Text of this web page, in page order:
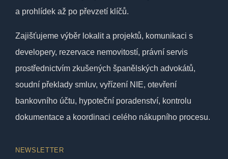
a prohlídek až po převzetí klíčů.
Zajišťujeme výběr lokalit a projektů, komunikaci s
developery, rezervace nemovitostí, právní servis
prostřednictvím zkušených španělských advokátů,
soudní překlady smluv, vyřízení NIE, otevření
bankovního účtu, hypoteční poradenství, kontrolu
dokumentace a koordinaci celého nákupního procesu.
NEWSLETTER